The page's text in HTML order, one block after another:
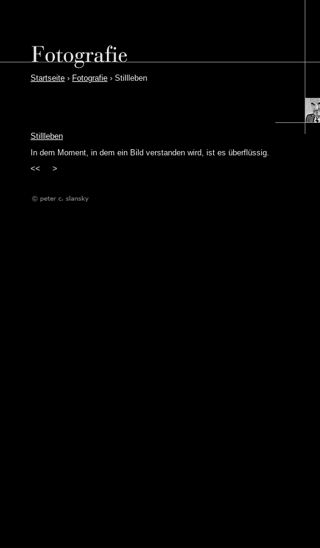
Startseite › Fotografie › Stillleben
Stillleben
In dem Moment, in dem ein Bild verstanden wird, ist es überflüssig.
<<
>